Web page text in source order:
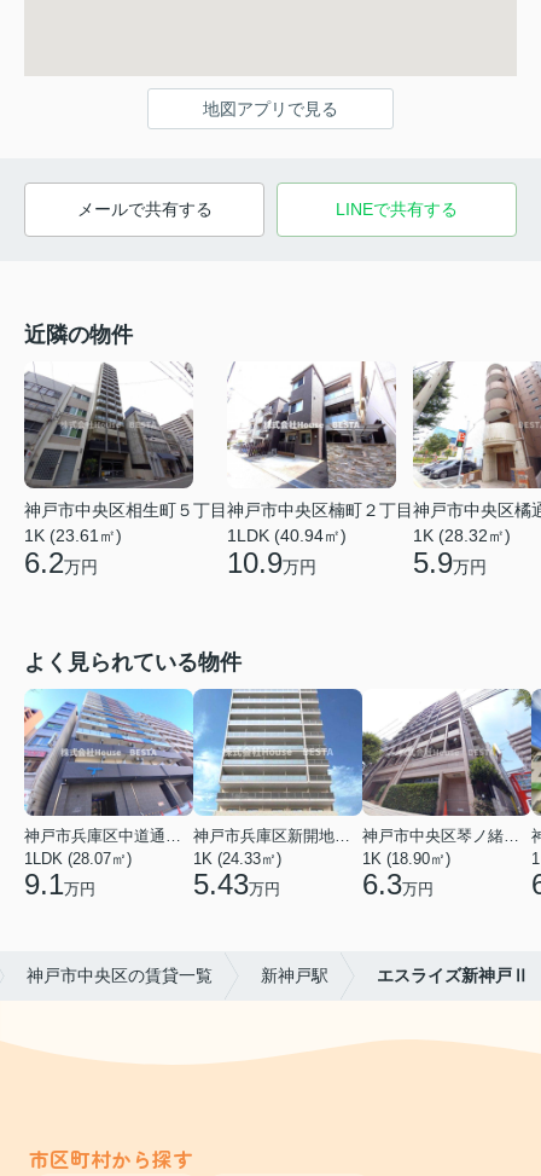
地図アプリで見る
メールで共有する LINEで共有する
近隣の物件
神戸市中央区相生町５丁目
1K (23.61㎡)
6.2万円
神戸市中央区楠町２丁目
1LDK (40.94㎡)
10.9万円
神戸市中央区橘
1K (28.32㎡)
5.9万円
よく見られている物件
1LDK (28.07㎡)
9.1万円
1K (24.33㎡)
5.43万円
1K (18.90㎡)
6.3万円
神戸市中央区の賃貸一覧 新神戸駅 エスライズ新神戸Ⅱ
市区町村から探す